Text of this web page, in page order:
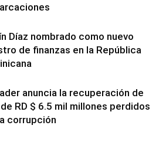
Díaz nombrado como nuevo
de finanzas en la República
anuncia la recuperación de
RD $ 6.5 mil millones perdidos
corrupción